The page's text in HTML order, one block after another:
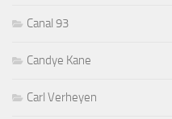
Canal 93
Candye Kane
Carl Verheyen